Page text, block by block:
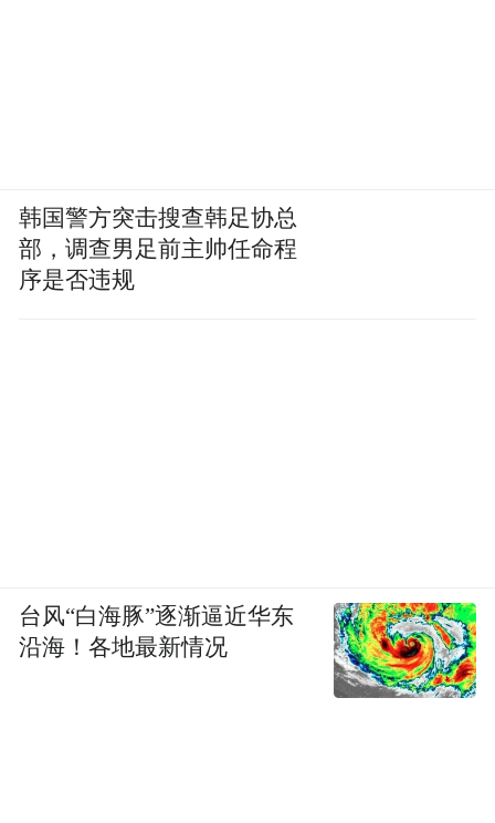
韩国警方突击搜查韩足协总
部，调查男足前主帅任命程
序是否违规
台风“白海豚”逐渐逼近华东
沿海！各地最新情况